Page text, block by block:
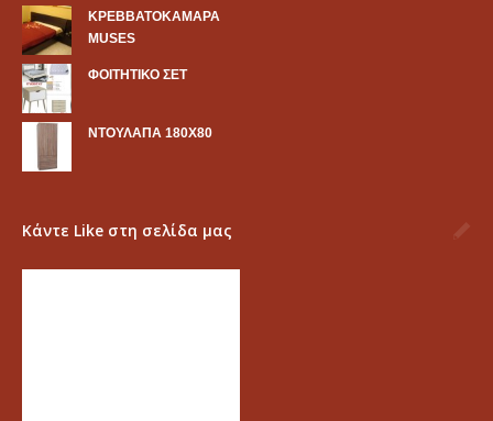
KΡΕΒΒΑΤΟΚΑΜΑΡΑ
MUSES
ΦΟΙΤΗΤΙΚΟ ΣΕΤ
ΝΤΟΥΛΑΠΑ 180Χ80
Κάντε Like στη σελίδα μας